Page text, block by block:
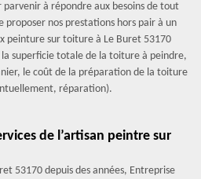
à répondre aux besoins de tout
proposer nos prestations hors pair à un
peinture sur toiture à Le Buret 53170
la superficie totale de la toiture à peindre,
le coût de la préparation de la toiture
réparation).
de l’artisan peintre sur
53170 depuis des années, Entreprise